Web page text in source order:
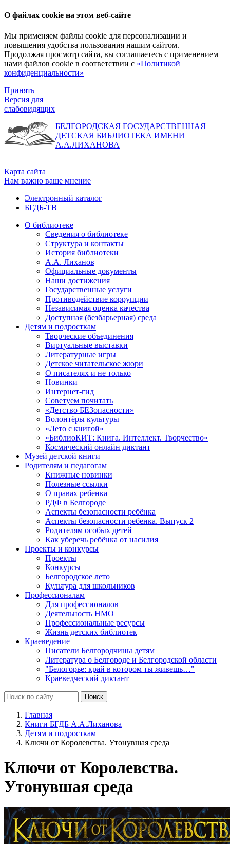
О файлах cookie на этом веб-сайте
Мы применяем файлы cookie для персонализации и
повышения удобства пользования нашим сайтом.
Продолжая просмотр сайта, вы соглашаетесь с применением
нами файлов cookie в соответствии с «Политикой
конфиденциальности»
Принять
Версия для
слабовидящих
БЕЛГОРОДСКАЯ ГОСУДАРСТВЕННАЯ
ДЕТСКАЯ БИБЛИОТЕКА ИМЕНИ
А.А.ЛИХАНОВА
Карта сайта
Нам важно ваше мнение
Электронный каталог
БГДБ-ТВ
О библиотеке
Сведения о библиотеке
Структура и контакты
История библиотеки
А.А. Лиханов
Официальные документы
Наши достижения
Государственные услуги
Противодействие коррупции
Независимая оценка качества
Доступная (безбарьерная) среда
Детям и подросткам
Творческие объединения
Виртуальные выставки
Литературные игры
Детское читательское жюри
О писателях и не только
Новинки
Интернет-гид
Советуем почитать
«Детство БЕЗопасности»
Волонтёры культуры
«Лето с книгой»
«БиблиоКИТ: Книга. Интеллект. Творчество»
Космический онлайн диктант
Музей детской книги
Родителям и педагогам
Книжные новинки
Полезные ссылки
О правах ребенка
РДФ в Белгороде
Аспекты безопасности ребёнка
Аспекты безопасности ребенка. Выпуск 2
Родителям особых детей
Как уберечь ребёнка от насилия
Проекты и конкурсы
Проекты
Конкурсы
Белгородское лето
Культура для школьников
Профессионалам
Для профессионалов
Деятельность НМО
Профессиональные ресурсы
Жизнь детских библиотек
Краеведение
Писатели Белгородчины детям
Литература о Белгороде и Белгородской области
"Белогорье: край в котором ты живешь…"
Краеведческий диктант
Главная
Книги БГДБ А.А.Лиханова
Детям и подросткам
Ключи от Королевства. Утонувшая среда
Ключи от Королевства.
Утонувшая среда